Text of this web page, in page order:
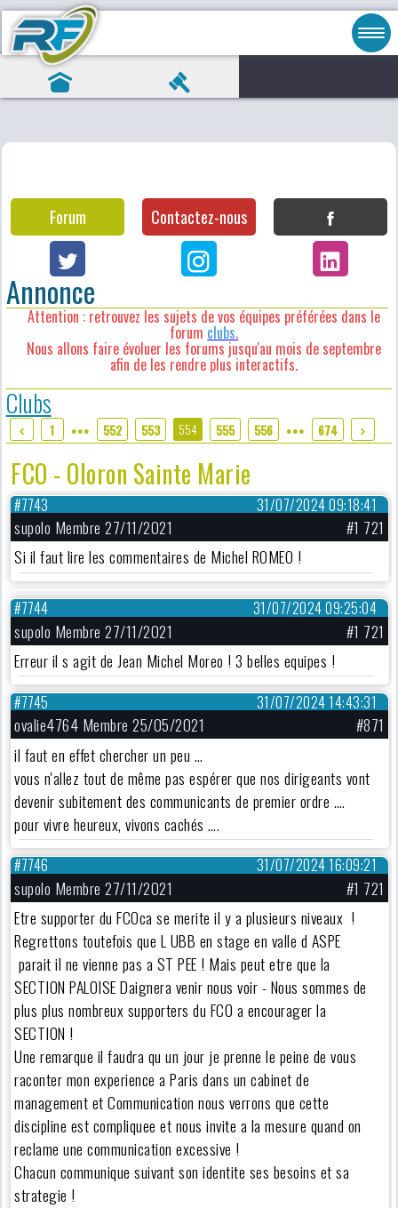
Forum Contactez-nous
Annonce
Attention : retrouvez les sujets de vos équipes préférées dans le
forum clubs.
Nous allons faire évoluer les forums jusqu'au mois de septembre
afin de les rendre plus interactifs.
Clubs
1 ●●● 552 553 554 555 556 ●●● 674
FCO - Oloron Sainte Marie
31/07/2024 09:18:41
#7743
supolo Membre 27/11/2021
#1 721
Si il faut lire les commentaires de Michel ROMEO !
31/07/2024 09:25:04
#7744
supolo Membre 27/11/2021
#1 721
Erreur il s agit de Jean Michel Moreo ! 3 belles equipes !
31/07/2024 14:43:31
#7745
ovalie4764 Membre 25/05/2021
#871
il faut en effet chercher un peu …
vous n'allez tout de même pas espérer que nos dirigeants vont
devenir subitement des communicants de premier ordre ….
pour vivre heureux, vivons cachés ….
31/07/2024 16:09:21
#7746
supolo Membre 27/11/2021
#1 721
Etre supporter du FCOca se merite il y a plusieurs niveaux !
Regrettons toutefois que L UBB en stage en valle d ASPE
parait il ne vienne pas a ST PEE ! Mais peut etre que la
SECTION PALOISE Daignera venir nous voir - Nous sommes de
plus plus nombreux supporters du FCO a encourager la
SECTION !
Une remarque il faudra qu un jour je prenne le peine de vous
raconter mon experience a Paris dans un cabinet de
management et Communication nous verrons que cette
discipline est compliquee et nous invite a la mesure quand on
reclame une communication excessive !
Chacun communique suivant son identite ses besoins et sa
strategie !